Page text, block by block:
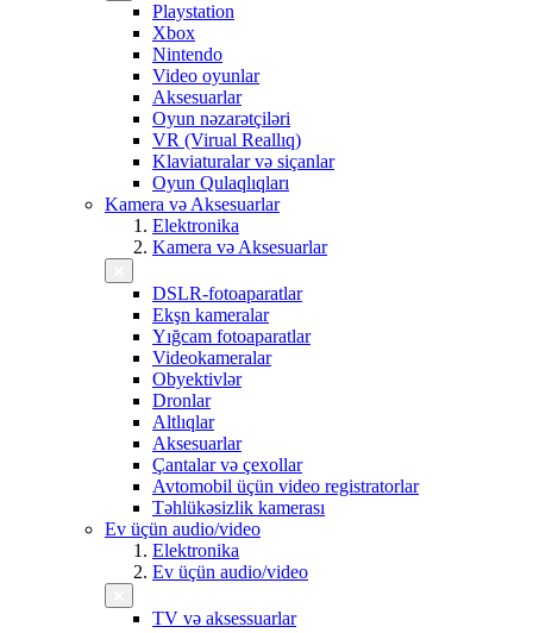
Playstation
Xbox
Nintendo
Video oyunlar
Aksesuarlar
Oyun nəzarətçiləri
VR (Virual Reallıq)
Klaviaturalar və siçanlar
Oyun Qulaqlıqları
Kamera və Aksesuarlar
Elektronika
Kamera və Aksesuarlar
DSLR-fotoaparatlar
Ekşn kameralar
Yığcam fotoaparatlar
Videokameralar
Obyektivlər
Dronlar
Altlıqlar
Aksesuarlar
Çantalar və çexollar
Avtomobil üçün video registratorlar
Təhlükəsizlik kamerası
Ev üçün audio/video
Elektronika
Ev üçün audio/video
TV və aksessuarlar